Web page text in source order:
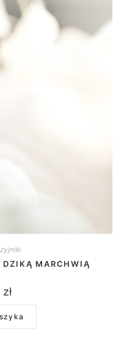
DZIKĄ MARCHWIĄ
zł